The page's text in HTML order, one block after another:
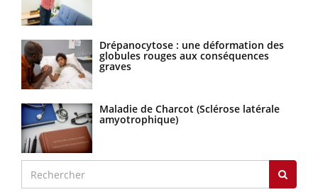
Drépanocytose : une déformation des
globules rouges aux conséquences
graves
Maladie de Charcot (Sclérose latérale
amyotrophique)